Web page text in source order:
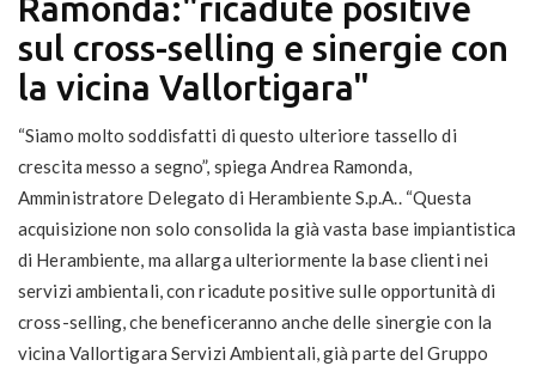
Ramonda:"ricadute positive
sul cross-selling e sinergie con
la vicina Vallortigara"
“Siamo molto soddisfatti di questo ulteriore tassello di
crescita messo a segno”, spiega Andrea Ramonda,
Amministratore Delegato di Herambiente S.p.A.. “Questa
acquisizione non solo consolida la già vasta base impiantistica
di Herambiente, ma allarga ulteriormente la base clienti nei
servizi ambientali, con ricadute positive sulle opportunità di
cross-selling, che beneficeranno anche delle sinergie con la
vicina Vallortigara Servizi Ambientali, già parte del Gruppo